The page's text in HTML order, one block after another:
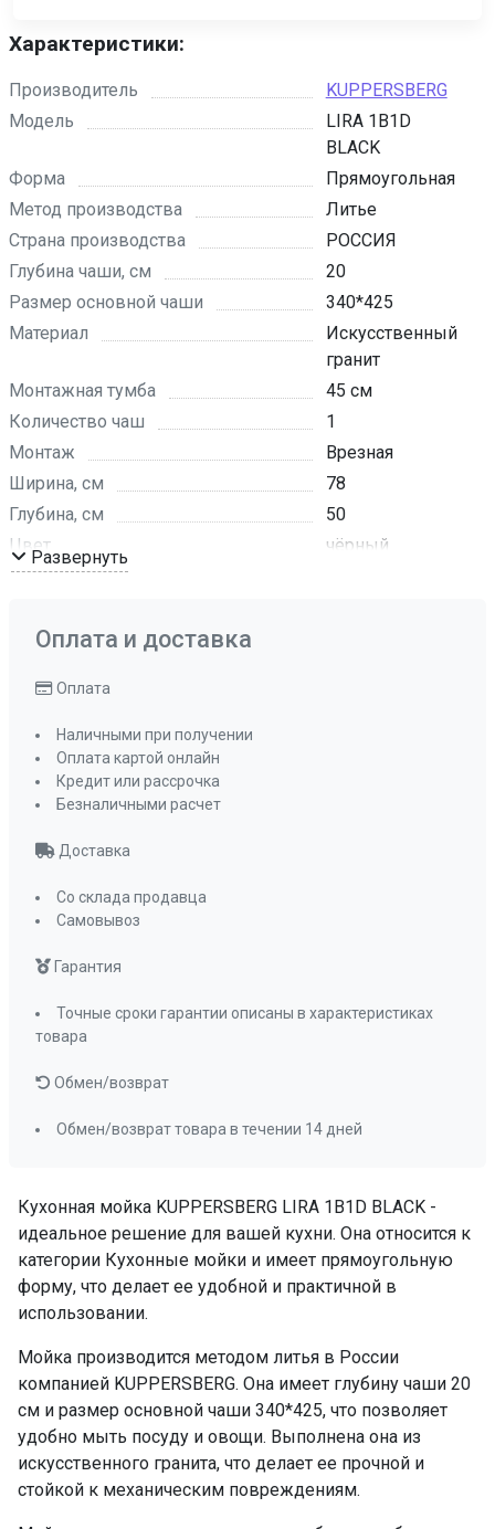
Характеристики:
Производитель
KUPPERSBERG
Модель
LIRA 1B1D
BLACK
Форма
Прямоугольная
Метод производства
Литье
Страна производства
РОССИЯ
Глубина чаши, см
20
Размер основной чаши
340*425
Материал
Искусственный
гранит
Монтажная тумба
45 см
Количество чаш
1
Монтаж
Врезная
Ширина, см
78
Глубина, см
50
Цвет
чёрный
Комплектация
Развернуть
Кухонная мойка KUPPERSBERG LIRA 1B1D BLACK -
идеальное решение для вашей кухни. Она относится к
категории Кухонные мойки и имеет прямоугольную
форму, что делает ее удобной и практичной в
использовании.
Мойка производится методом литья в России
компанией KUPPERSBERG. Она имеет глубину чаши 20
см и размер основной чаши 340*425, что позволяет
удобно мыть посуду и овощи. Выполнена она из
искусственного гранита, что делает ее прочной и
стойкой к механическим повреждениям.
Оплата и доставка
Оплата
Наличными при получении
Оплата картой онлайн
Кредит или рассрочка
Безналичными расчет
Доставка
Со склада продавца
Самовывоз
Гарантия
Точные сроки гарантии описаны в характеристиках
товара
Обмен/возврат
Обмен/возврат товара в течении 14 дней